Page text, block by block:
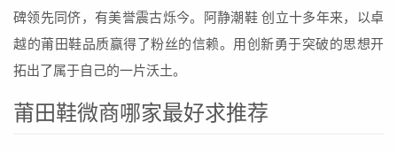
碑领先同侪，有美誉震古烁今。阿静潮鞋 创立十多年来，以卓
越的莆田鞋品质赢得了粉丝的信赖。用创新勇于突破的思想开
拓出了属于自己的一片沃土。
莆田鞋微商哪家最好求推荐